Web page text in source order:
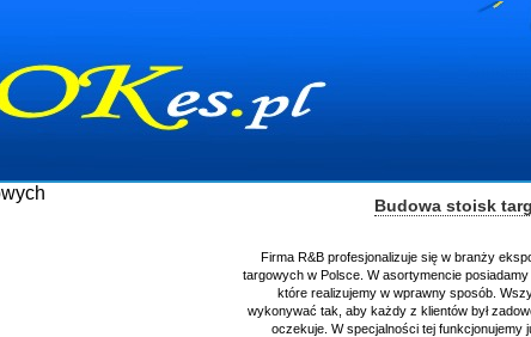
Budowa stoisk
Firma R&B profesjonalizuje się w branży
targowych w Polsce. W asortymencie
które realizujemy w wprawny sposób.
wykonywać tak, aby każdy z klientów był
oczekuje. W specjalności tej funkcjonujemy